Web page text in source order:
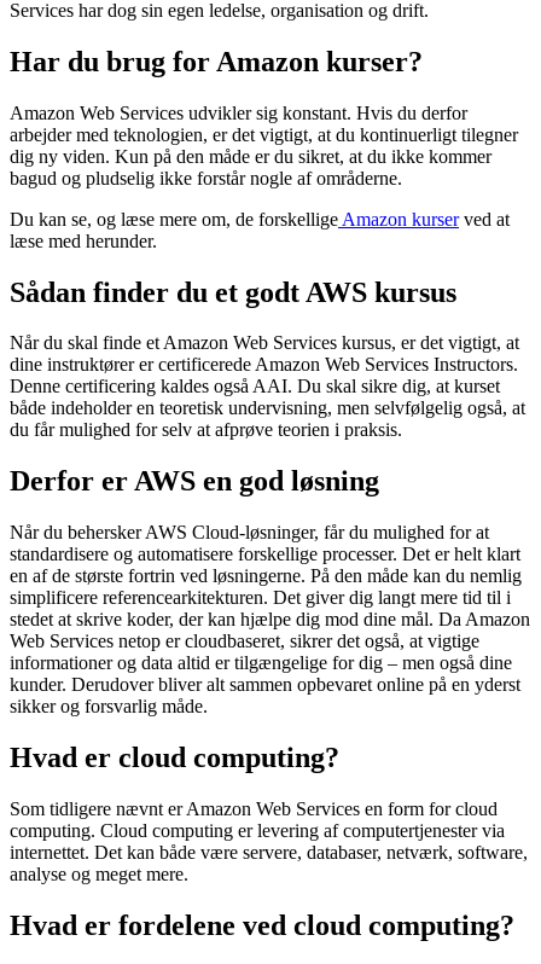
Services har dog sin egen ledelse, organisation og drift.
Har du brug for Amazon kurser?
Amazon Web Services udvikler sig konstant. Hvis du derfor
arbejder med teknologien, er det vigtigt, at du kontinuerligt tilegner
dig ny viden. Kun på den måde er du sikret, at du ikke kommer
bagud og pludselig ikke forstår nogle af områderne.
Du kan se, og læse mere om, de forskellige Amazon kurserved at
læse med herunder.
Sådan finder du et godt AWS kursus
Når du skal finde et Amazon Web Services kursus, er det vigtigt, at
dine instruktører er certificerede Amazon Web Services Instructors.
Denne certificering kaldes også AAI. Du skal sikre dig, at kurset
både indeholder en teoretisk undervisning, men selvfølgelig også, at
du får mulighed for selv at afprøve teorien i praksis.
Derfor er AWS en god løsning
Når du behersker AWS Cloud-løsninger, får du mulighed for at
standardisere og automatisere forskellige processer. Det er helt klart
en af de største fortrin ved løsningerne. På den måde kan du nemlig
simplificere referencearkitekturen. Det giver dig langt mere tid til i
stedet at skrive koder, der kan hjælpe dig mod dine mål. Da Amazon
Web Services netop er cloudbaseret, sikrer det også, at vigtige
informationer og data altid er tilgængelige for dig – men også dine
kunder. Derudover bliver alt sammen opbevaret online på en yderst
sikker og forsvarlig måde.
Hvad er cloud computing?
Som tidligere nævnt er Amazon Web Services en form for cloud
computing. Cloud computing er levering af computertjenester via
internettet. Det kan både være servere, databaser, netværk, software,
analyse og meget mere.
Hvad er fordelene ved cloud computing?